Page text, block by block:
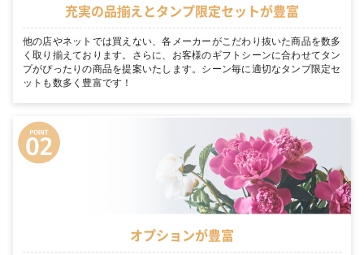
充実の品揃えとタンプ限定セットが豊富
他の店やネットでは買えない、各メーカーがこだわり抜いた商品を数多
く取り揃えております。さらに、お客様のギフトシーンに合わせてタン
プがぴったりの商品を提案いたします。シーン毎に適切なタンプ限定セ
ットも数多く豊富です！
オプションが豊富